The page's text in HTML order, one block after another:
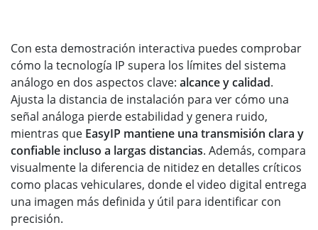
Con esta demostración interactiva puedes comprobar
cómo la tecnología IP supera los límites del sistema
análogo en dos aspectos clave: alcance y calidad.
Ajusta la distancia de instalación para ver cómo una
señal análoga pierde estabilidad y genera ruido,
mientras que EasyIP mantiene una transmisión clara y
confiable incluso a largas distancias. Además, compara
visualmente la diferencia de nitidez en detalles críticos
como placas vehiculares, donde el video digital entrega
una imagen más definida y útil para identificar con
precisión.